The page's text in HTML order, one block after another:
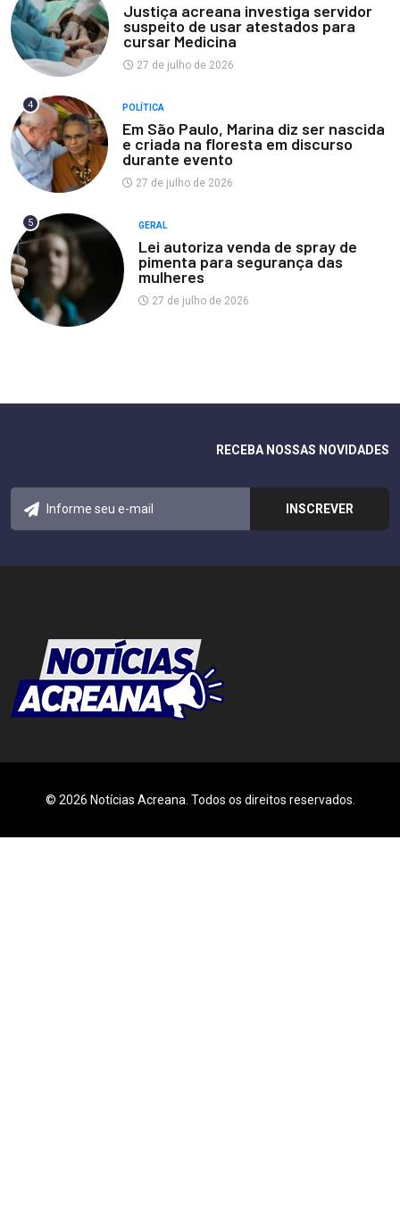
Justiça acreana investiga servidor
suspeito de usar atestados para
cursar Medicina
27 de julho de 2026
4 POLÍTICA
Em São Paulo, Marina diz ser nascida
e criada na floresta em discurso
durante evento
27 de julho de 2026
5 GERAL
Lei autoriza venda de spray de
pimenta para segurança das
mulheres
27 de julho de 2026
RECEBA NOSSAS NOVIDADES
© 2026 Notícias Acreana. Todos os direitos reservados.